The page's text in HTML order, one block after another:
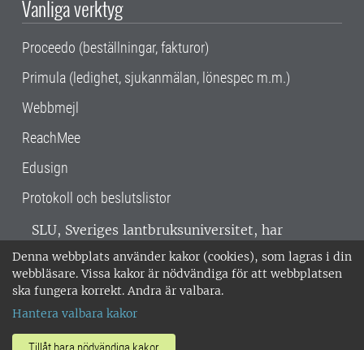
Denna webbplats använder kakor (cookies), som lagras i din
webbläsare. Vissa kakor är nödvändiga för att webbplatsen
ska fungera korrekt. Andra är valbara.
Hantera valbara kakor
Vanliga verktyg
Proceedo (beställningar, fakturor)
Primula (ledighet, sjukanmälan, lönespec m.m.)
Webbmejl
ReachMee
Edusign
Protokoll och beslutslistor
SLU, Sveriges lantbruksuniversitet, har
verksamhet över hela Sverige. Huvudorter är
Alnarp, Uppsala och Umeå.SLU är
miljöcertifierat enligt ISO 14001. •
018-67 10 00 • Org nr: 202100-2817 •